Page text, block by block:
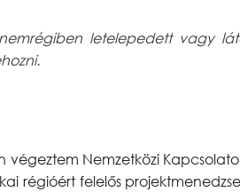
letelepedett vagy
végeztem Nemzetközi
régióért felelős